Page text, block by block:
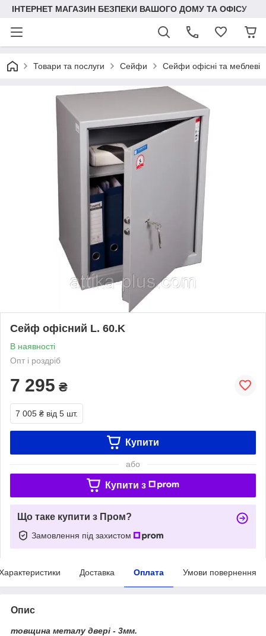
ІНТЕРНЕТ МАГАЗИН БЕЗПЕКИ ВАШОГО ДОМУ ТА ОФІСУ
Товари та послуги Сейфи Сейфи офісні та меблеві
Сейф офісний L. 60.K
В наявності
Опт і роздріб
7 295 ₴
7 005 ₴ від 5 шт.
Купити
або
Купити з
Що таке купити з Пром?
Замовлення під захистом
Доставка Оплата Умови повернення
Опис
товщина металу двері - 3мм.